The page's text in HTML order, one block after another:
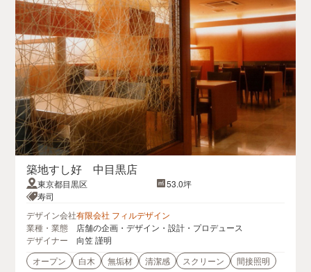
築地すし好 中目黒店
東京都目黒区
53.0坪
寿司
デザイン会社有限会社 フィルデザイン
業種・業態
店舗の企画・デザイン・設計・プロデュース
デザイナー
向笠 謹明
オープン
白木 無垢材 清潔感 スクリーン 間接照明